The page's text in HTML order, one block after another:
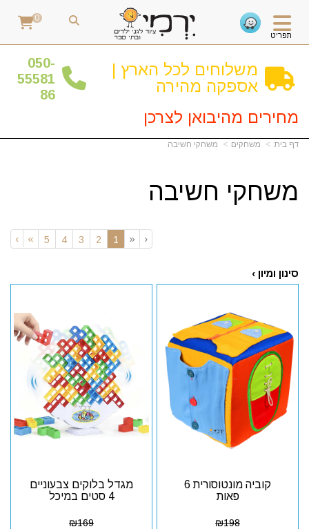
תפריט
0
משלוחים לכל הארץ |
אספקה מהירה
050-
55581
86
מחירים מהיבואן לצרכן
דף בית משחקים משחקי חשיבה
משחקי חשיבה
‹
«
1
2
3
4
5
»
›
סינון ומיון ›
קוביה מונטוסורית 6
פאות
₪198
מגדל בלוקים צבעוניים
4 סטים במיכל
₪169